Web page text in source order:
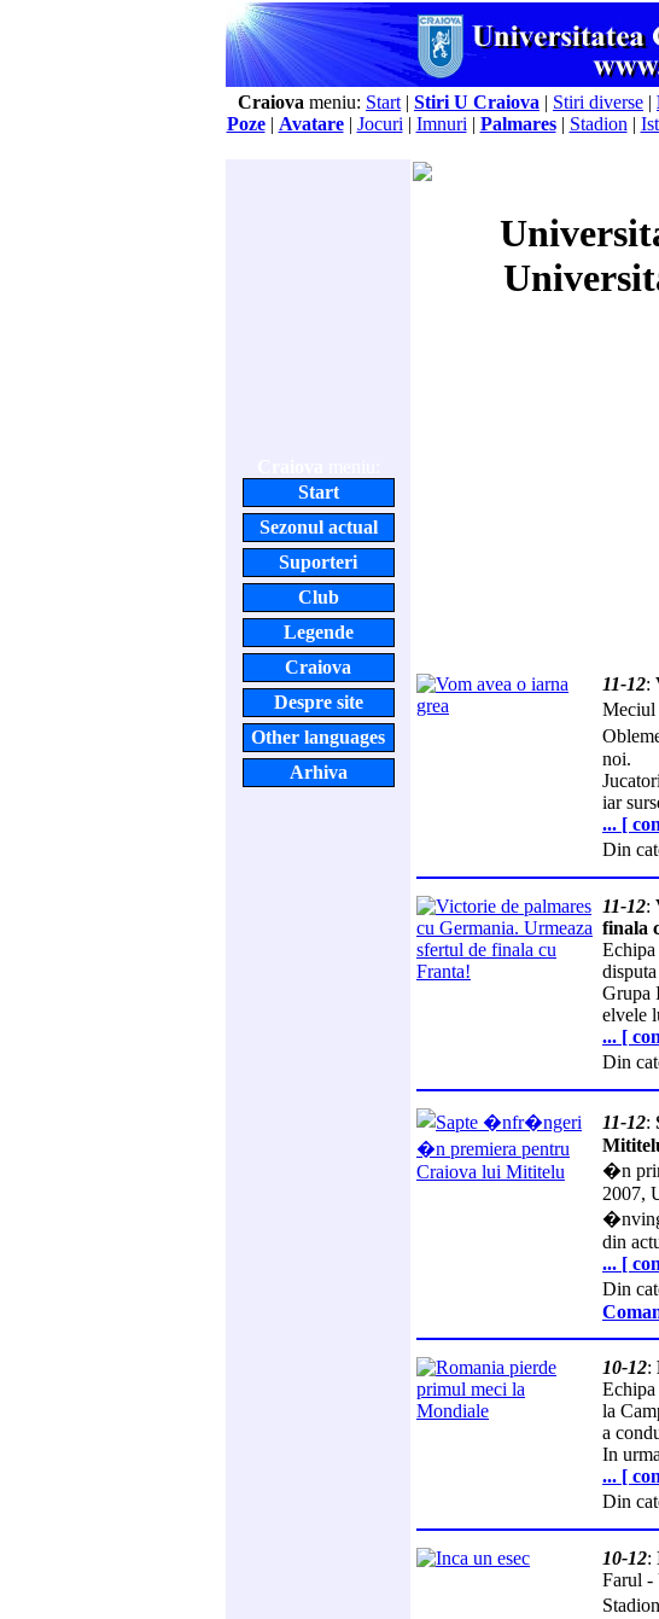
Craiova meniu: Start | Stiri U Craiova | Stiri diverse |
Poze| Avatare| Jocuri | Imnuri | Palmares| Stadion |
Start
Sezonul actual
Suporteri
Club
Legende
Craiova
Despre site
Other languages
Arhiva
11-12:
Meciul
noi.
iar
... [
Din
11-12:
finala
Echipa
Grupa
elvele
... [
Din
11-12:
�n
2007,
din
... [
Din
10-12:
la
a
In
... [
Din
10-12:
Farul -